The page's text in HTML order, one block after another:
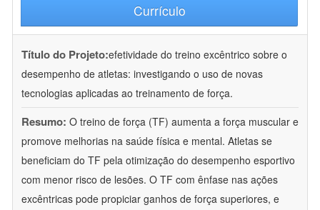
Currículo
Título do Projeto:efetividade do treino excêntrico sobre o
desempenho de atletas: investigando o uso de novas
tecnologias aplicadas ao treinamento de força.
Resumo: O treino de força (TF) aumenta a força muscular e
promove melhorias na saúde física e mental. Atletas se
beneficiam do TF pela otimização do desempenho esportivo
com menor risco de lesões. O TF com ênfase nas ações
excêntricas pode propiciar ganhos de força superiores, e